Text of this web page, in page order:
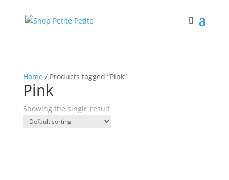
Home / Products tagged “Pink”
Pink
Showing the single result